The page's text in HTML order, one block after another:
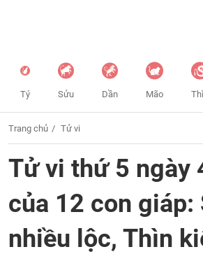
Tý Sửu Dần Mão
Trang chủ Tử vi
Tử vi thứ 5 ngày
của 12 con giáp:
nhiều lộc, Thìn